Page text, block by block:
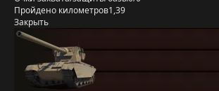
Пройдено километров1,39
Закрыть